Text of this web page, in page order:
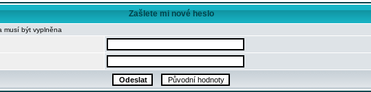
Zašlete mi nové heslo
musí být vyplněna